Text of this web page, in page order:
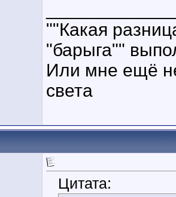
""Какая
"барыга""
Или мне ещё
света
Цитата: